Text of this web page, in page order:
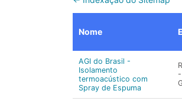
Nome
AGI do Brasil -
Isolamento
termoacústico com
Spray de Espuma